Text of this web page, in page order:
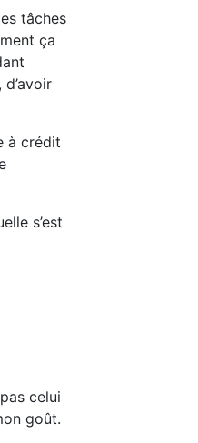
tâches
ça
à crédit
s’est
celui
goût.